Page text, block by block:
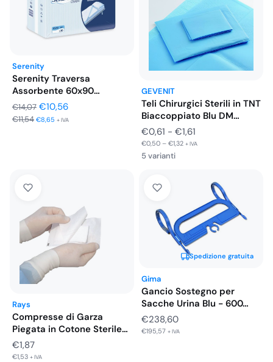
Serenity
Serenity Traversa
Assorbente 60x90
Salvamaterasso 30 Pezzi
€14,07 Il
prezzo
€10,56Il
prezzo
€11,54 €8,65 + IVA
GEVENIT
Teli Chirurgici Sterili in TNT
Biaccoppiato Blu DM…
€0,61 - €1,61
di
€0,61
a
€1,61
€0,50 – €1,32 + IVA
5 varianti
Rays
Compresse di Garza
Piegata in Cotone Sterile
32…
€1,87
€1,53 + IVA
Spedizione gratuita
Gima
Gancio Sostegno per
Sacche Urina Blu - 600…
€238,60
€195,57 + IVA